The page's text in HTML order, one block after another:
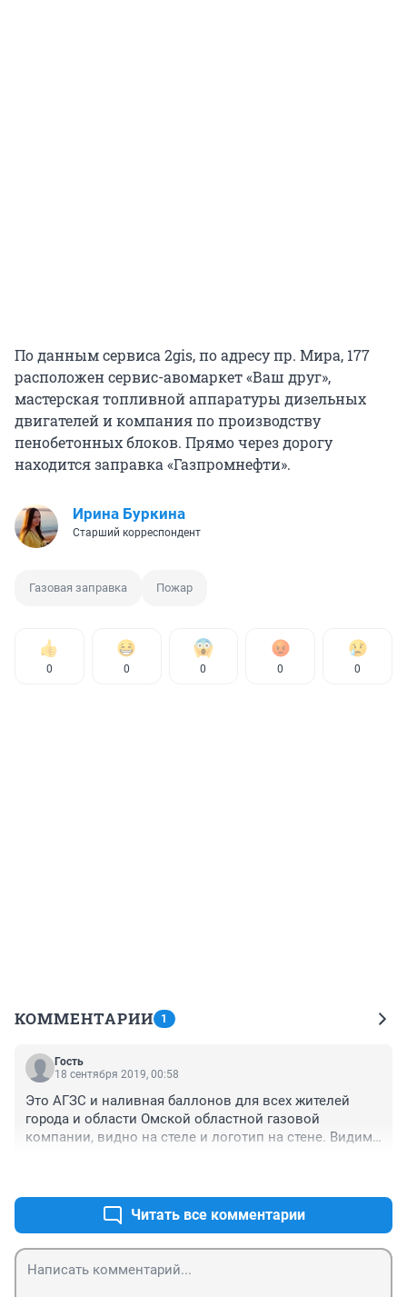
По данным сервиса 2gis, по адресу пр. Мира, 177
расположен сервис-авомаркет «Ваш друг»,
мастерская топливной аппаратуры дизельных
двигателей и компания по производству
пенобетонных блоков. Прямо через дорогу
находится заправка «Газпромнефти».
Ирина Буркина
Старший корреспондент
Газовая заправка Пожар
0 0 0 0 0
КОММЕНТАРИИ 1
Гость
18 сентября 2019, 00:58
Это АГЗС и наливная баллонов для всех жителей
города и области Омской областной газовой
компании, видно на стеле и логотип на стене. Видимо
Читать все комментарии